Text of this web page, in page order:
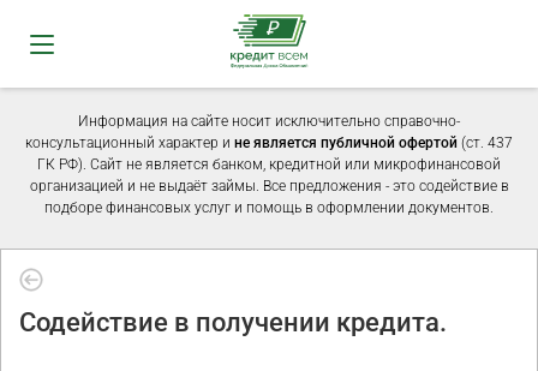
Информация на сайте носит исключительно справочно-
консультационный характер и не является публичной офертой (ст. 437
ГК РФ). Сайт не является банком, кредитной или микрофинансовой
организацией и не выдаёт займы. Все предложения - это содействие в
подборе финансовых услуг и помощь в оформлении документов.
Содействие в получении кредита.